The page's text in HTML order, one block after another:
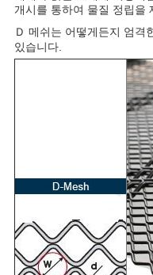
개시를 통하여 물질 정립을
Ｄ 메쉬는 어떻게든지 엄격
있습니다.